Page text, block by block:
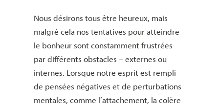
Nous désirons tous être heureux, mais
malgré cela nos tentatives pour atteindre
le bonheur sont constamment frustrées
par différents obstacles – externes ou
internes. Lorsque notre esprit est rempli
de pensées négatives et de perturbations
mentales, comme l’attachement, la colère